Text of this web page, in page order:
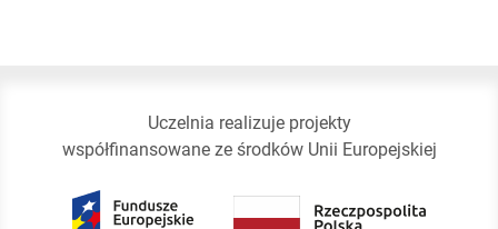
Uczelnia realizuje projekty
współfinansowane ze środków Unii Europejskiej